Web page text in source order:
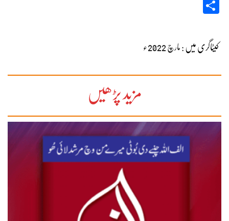
کیٹاگری میں : مارچ 2022ء
مزید پڑھیں